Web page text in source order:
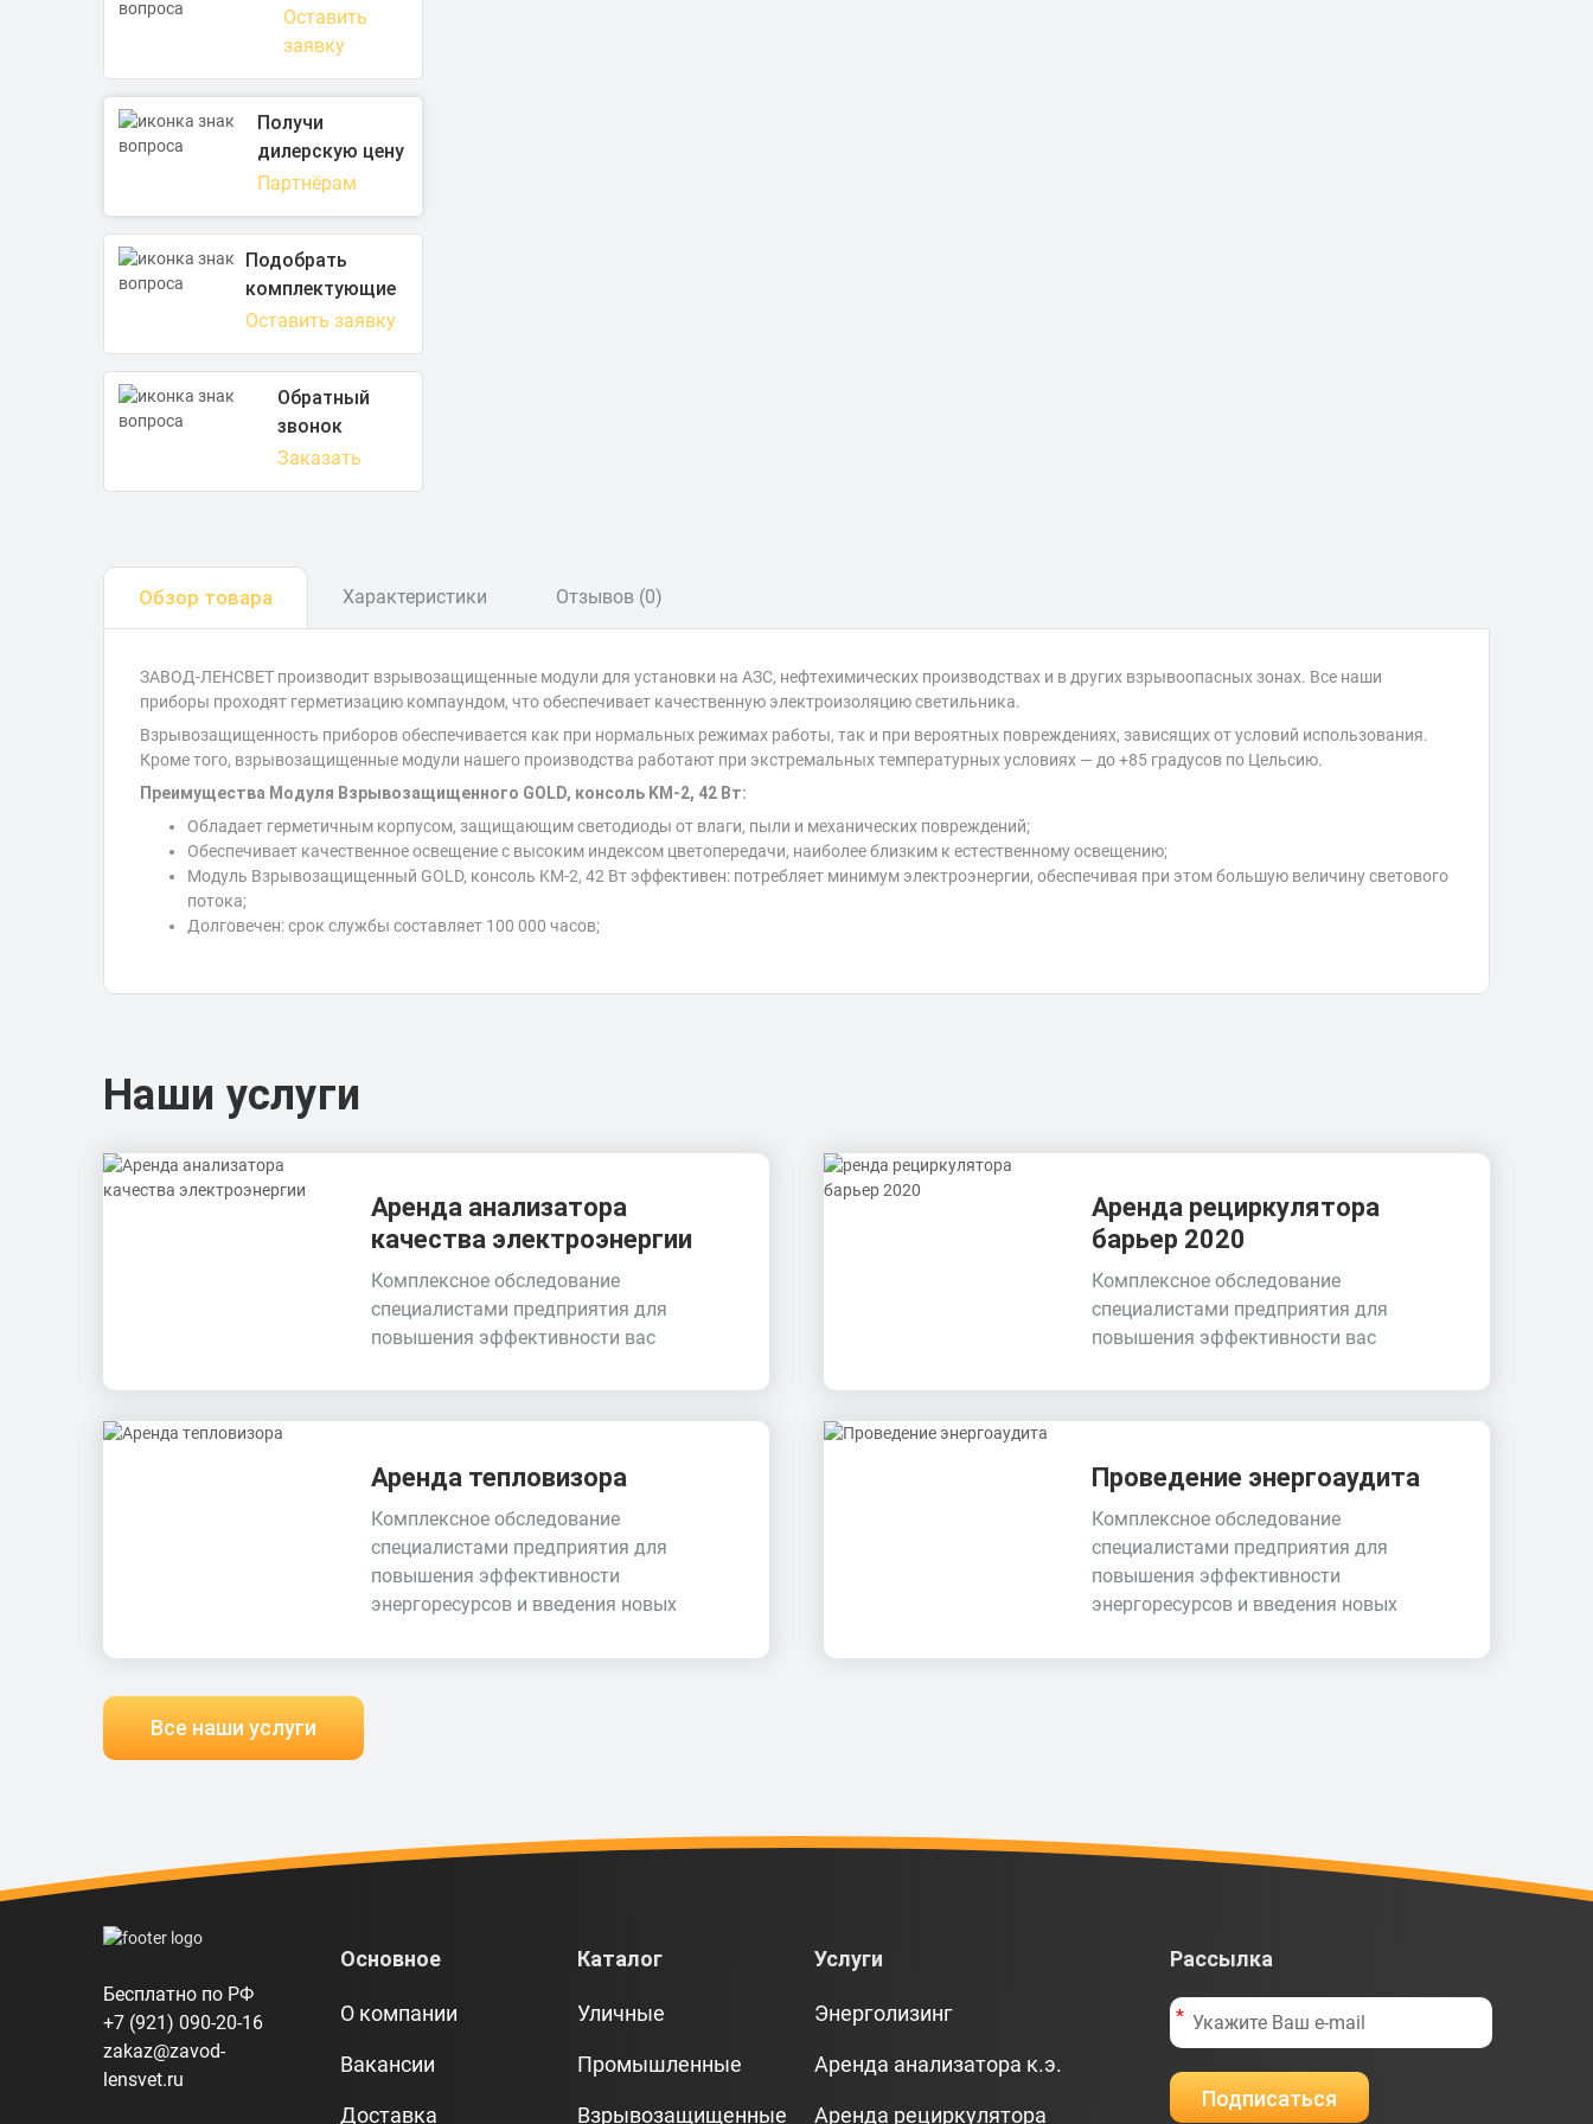
Оставить
заявку
Получи
дилерскую цену
Партнёрам
Подобрать
комплектующие
Оставить заявку
Обратный
звонок
Заказать
Обзор товара Характеристики Отзывов (0)
ЗАВОД-ЛЕНСВЕТ производит взрывозащищенные модули для установки на АЗС, нефтехимических производствах и в других взрывоопасных зонах. Все наши
приборы проходят герметизацию компаундом, что обеспечивает качественную электроизоляцию светильника.
Взрывозащищенность приборов обеспечивается как при нормальных режимах работы, так и при вероятных повреждениях, зависящих от условий использования.
Кроме того, взрывозащищенные модули нашего производства работают при экстремальных температурных условиях — до +85 градусов по Цельсию.
Преимущества Модуля Взрывозащищенного GOLD, консоль KM-2, 42 Вт:
Обладает герметичным корпусом, защищающим светодиоды от влаги, пыли и механических повреждений;
Обеспечивает качественное освещение с высоким индексом цветопередачи, наиболее близким к естественному освещению;
Модуль Взрывозащищенный GOLD, консоль KM-2, 42 Вт эффективен: потребляет минимум электроэнергии, обеспечивая при этом большую величину светового
потока;
Долговечен: срок службы составляет 100 000 часов;
Наши услуги
Аренда анализатора
качества электроэнергии
Комплексное обследование
специалистами предприятия для
повышения эффективности вас
Аренда рециркулятора
барьер 2020
Комплексное обследование
специалистами предприятия для
повышения эффективности вас
Аренда тепловизора
Комплексное обследование
специалистами предприятия для
повышения эффективности
энергоресурсов и введения новых
Проведение энергоаудита
Комплексное обследование
специалистами предприятия для
повышения эффективности
энергоресурсов и введения новых
Все наши услуги
Бесплатно по РФ
+7 (921) 090-20-16
zakaz@zavod-
lensvet.ru
Основное
О компании
Вакансии
Доставка
Каталог
Уличные
Промышленные
Взрывозащищенные
Услуги
Энерголизинг
Аренда анализатора к.э.
Аренда рециркулятора
Рассылка
Подписаться